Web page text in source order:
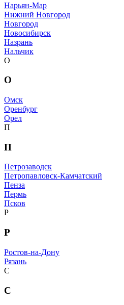
Нарьян-Мар
Нижний Новгород
Новгород
Новосибирск
Назрань
Нальчик
О
О
Омск
Оренбург
Орел
П
П
Петрозаводск
Петропавловск-Камчатский
Пенза
Пермь
Псков
Р
Р
Ростов-на-Дону
Рязань
С
С